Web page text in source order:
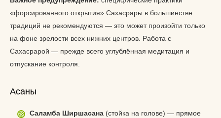
«форсированного открытия» Сахасрары в большинстве
традиций не рекомендуются — это может произойти только
на фоне зрелости всех нижних центров. Работа с
Сахасрарой — прежде всего углублённая медитация и
отпускание контроля.
Асаны
Саламба Ширшасана (стойка на голове) — прямое